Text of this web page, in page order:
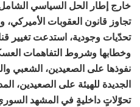
خارج إطار الحل السياسي
تجاوز قانون العقوبات
تحدّيات وجودية، استدعت تغيير
وخطابها وشروط التفاهمات
نفوذها على الصعيدين، الشعبي
الجديدة للهيئة على الصعيدين،
تحوّلاتٍ داخليةٍ في المشهد